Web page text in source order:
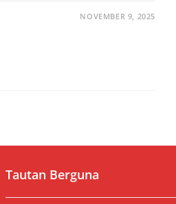
NOVEMBER 9, 2025
Tautan Berguna